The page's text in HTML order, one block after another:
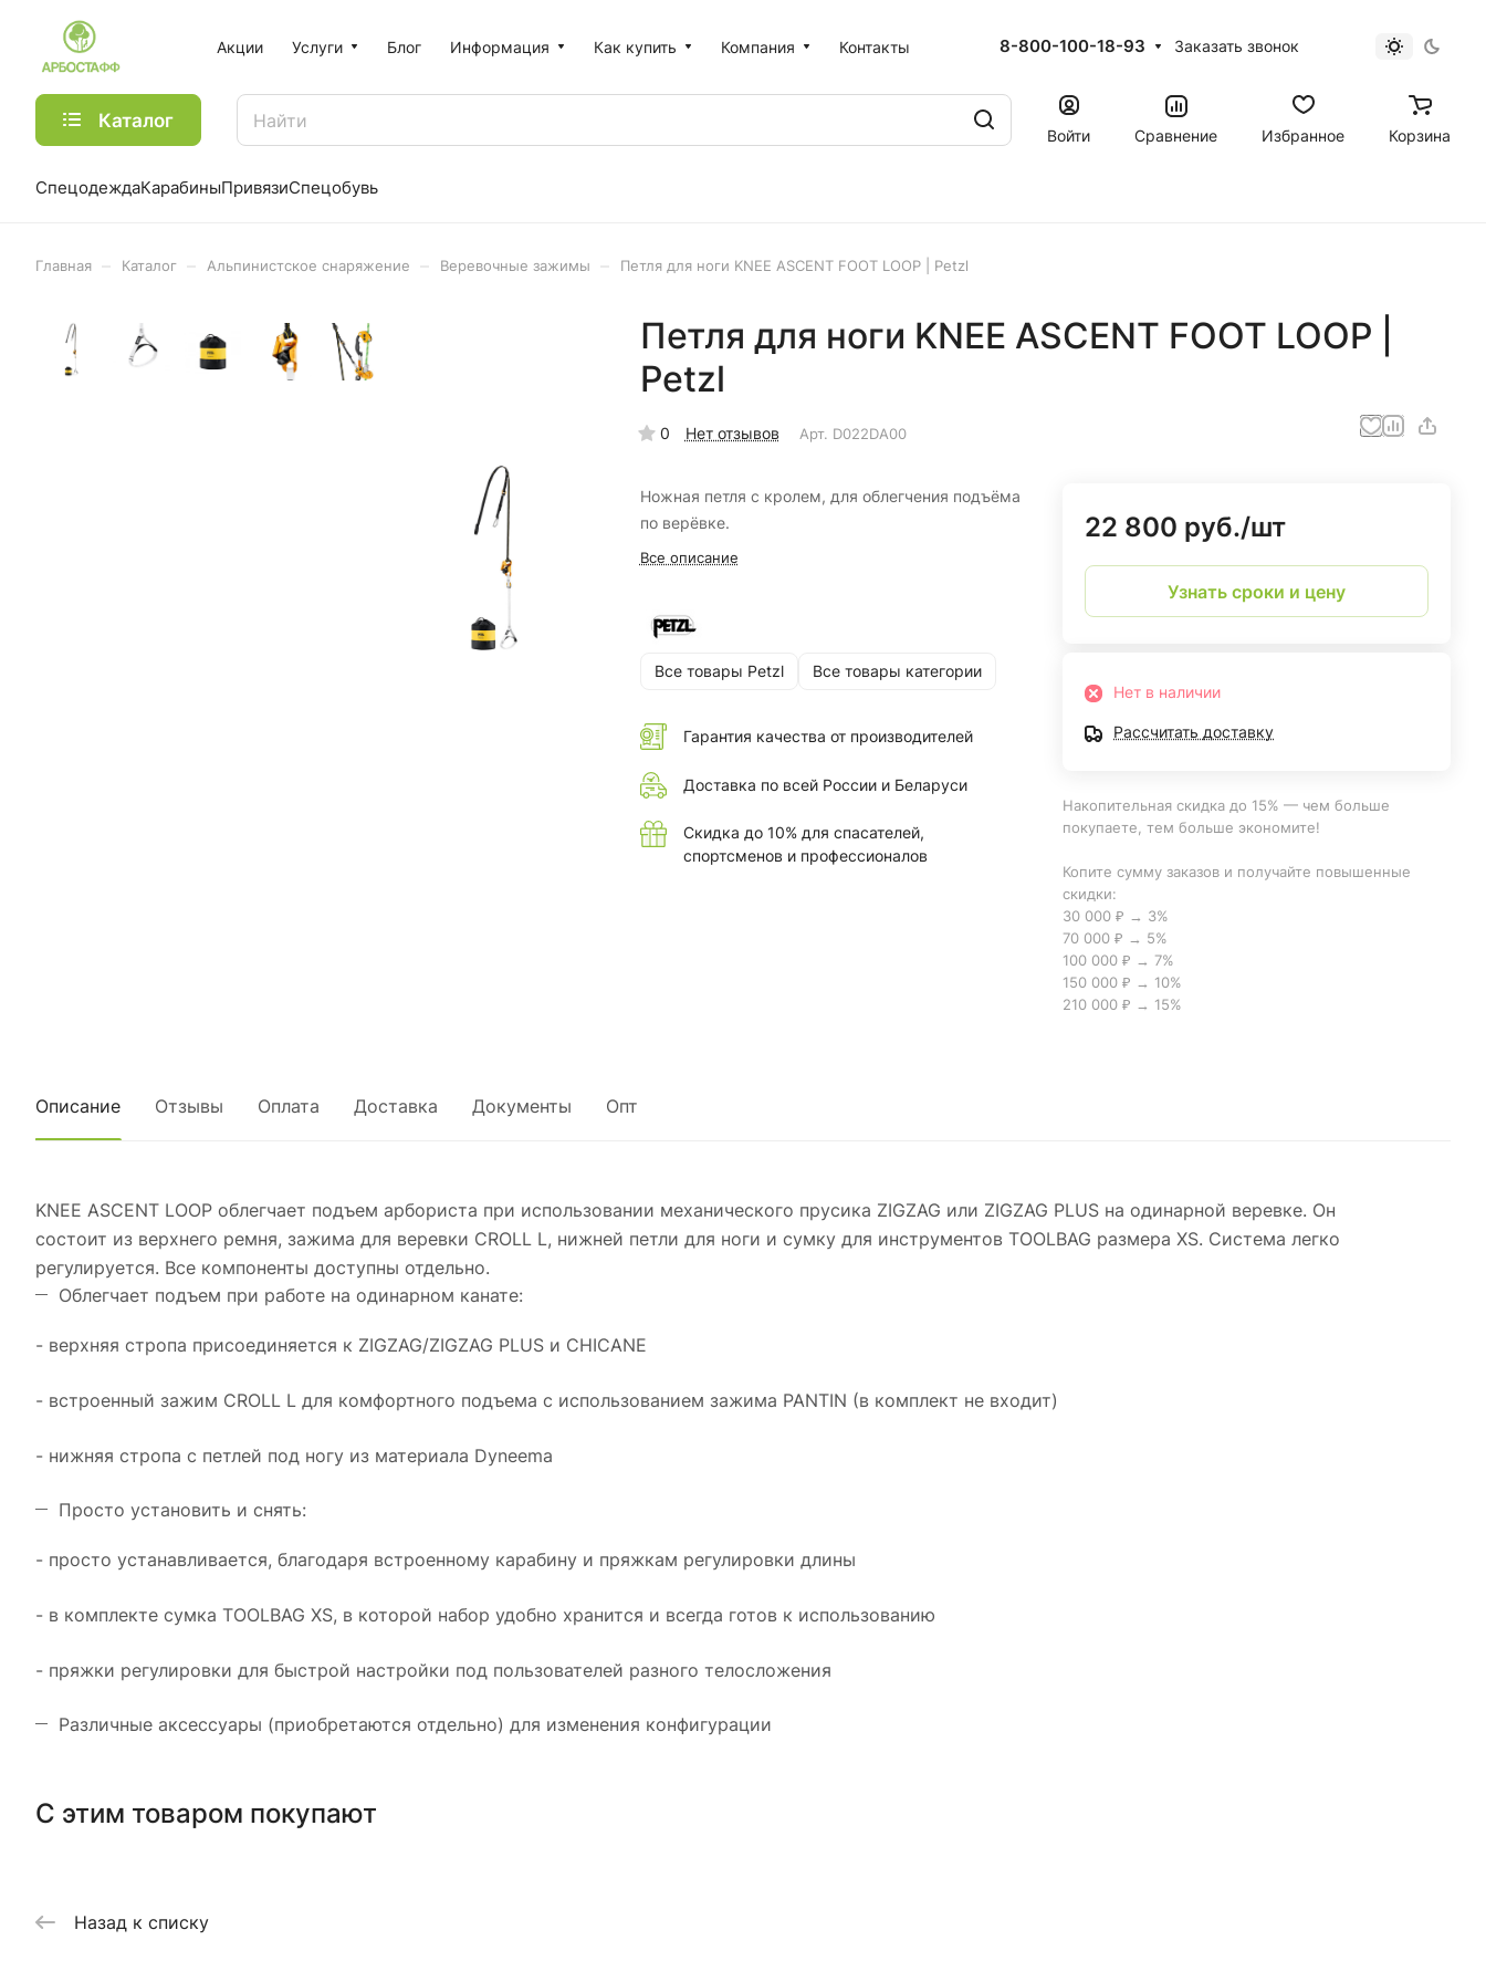
Акции Услуги Блог Информация Как купить Компания Контакты 8-800-100-18-93 Заказать звонок
Каталог
Войти Сравнение Избранное Корзина
СпецодеждаКарабиныПривязиСпецобувь
Главная Каталог Альпинистское снаряжение Веревочные зажимы Петля для ноги KNEE ASCENT FOOT LOOP | Petzl
Петля для ноги KNEE ASCENT FOOT LOOP |
Petzl
0 Нет отзывов Арт. D022DA00
Ножная петля с кролем, для облегчения подъёма
по верёвке.
Все описание
Все товары Petzl Все товары категории
Гарантия качества от производителей
Доставка по всей России и Беларуси
Скидка до 10% для спасателей,
спортсменов и профессионалов
22 800 руб./шт
Узнать сроки и цену
Нет в наличии
Рассчитать доставку
Накопительная скидка до 15% — чем больше
покупаете, тем больше экономите!
Копите сумму заказов и получайте повышенные
скидки:
30 000 ₽ → 3%
70 000 ₽ → 5%
100 000 ₽ → 7%
150 000 ₽ → 10%
210 000 ₽ → 15%
Описание Отзывы Оплата Доставка Документы Опт
KNEE ASCENT LOOP облегчает подъем арбориста при использовании механического прусика ZIGZAG или ZIGZAG PLUS на одинарной веревке. Он
состоит из верхнего ремня, зажима для веревки CROLL L, нижней петли для ноги и сумку для инструментов TOOLBAG размера XS. Система легко
регулируется. Все компоненты доступны отдельно.
Облегчает подъем при работе на одинарном канате:
- верхняя стропа присоединяется к ZIGZAG/ZIGZAG PLUS и CHICANE
- встроенный зажим CROLL L для комфортного подъема с использованием зажима PANTIN (в комплект не входит)
- нижняя стропа с петлей под ногу из материала Dyneema
Просто установить и снять:
- просто устанавливается, благодаря встроенному карабину и пряжкам регулировки длины
- в комплекте сумка TOOLBAG XS, в которой набор удобно хранится и всегда готов к использованию
- пряжки регулировки для быстрой настройки под пользователей разного телосложения
Различные аксессуары (приобретаются отдельно) для изменения конфигурации
С этим товаром покупают
Назад к списку